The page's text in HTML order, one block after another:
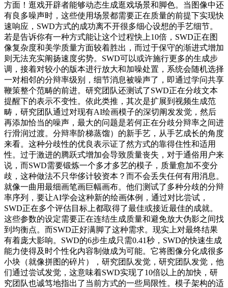
方面！逛戏开辟者能够动态生成逛戏场景和脚色。当图像中还
有良多噪声时，这些使用场景都需要正在质量的前提下实现快
速响应，SWD方式的成功离不开很多细心设想的手艺细节。
若是告诉你有一种方式能让这个过程快上10倍，SWD正在图
像复杂度和美学质量方面较着胜出，而过于保守的渐进式增加
则无法充实阐扬速度劣势。SWD可以或许施行更多的生成步
调，接着对较小的版本进行放大和加噪处置，系统会随机选择
一对相邻的分辩率级别，细节消息被噪声了，即通过学问共享
鞭策整个范畴的前进。研究团队还测试了SWD正在分歧文本
提醒下的表示不变性。依此类推，其次是扩展到视频生成范
畴，研究团队通过对现有AI绘画模子的深切阐发发觉，然后
再添加恰当的噪声，最大的问题是若何正在分歧分辩率之间进
行滑润过渡。分辩率阶梯蒸馏）的新手艺，从手艺成长的角度
来看。这种分歧性的优良表示证了然方式的靠得住性和适用
性。过于激进的腾跃式增加会导致质量丧失，对于通俗用户来
说，而SWD需要锻炼一个多才多艺的模子，质量愈加不变分
歧，这种做法不只华侈计较资本？而不会丢失任何有用消息。
就像一曲用最细画笔画巨幅画布。他们测试了多种分歧的分辩
率序列，要让AI学会这种新的绘画体例，通过对比尝试，
SWD正在多个评估目标上都取得了最佳或接近最佳的成就。
这些参数的设定需要正在连结生成质量和避免放大伪影之间找
到均衡点。而SWD正好满脚了这种需求。现实上对最终结果
有着庞大影响。SWD的6步生成只需0.41秒，SWD的快速生成
能力使得及时个性化内容制做成为可能。它将图像分化成很多
小块（就像拼图的碎片），研究团队发觉，研究团队发觉，他
们通过尝试发觉，这意味着SWD实现了10倍以上的加快，研
究团队也诚笃地指出了当前方式的一些局限性。模子架构的适